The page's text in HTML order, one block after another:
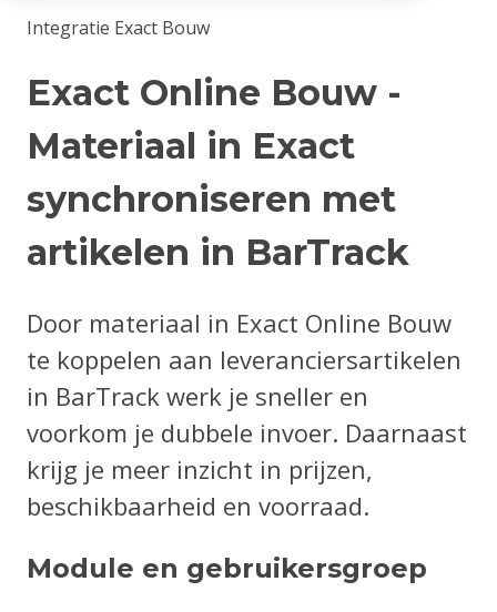
Integratie Exact Bouw
Exact Online Bouw -
Materiaal in Exact
synchroniseren met
artikelen in BarTrack
Door materiaal in Exact Online Bouw
te koppelen aan leveranciersartikelen
in BarTrack werk je sneller en
voorkom je dubbele invoer. Daarnaast
krijg je meer inzicht in prijzen,
beschikbaarheid en voorraad.
Module en gebruikersgroep